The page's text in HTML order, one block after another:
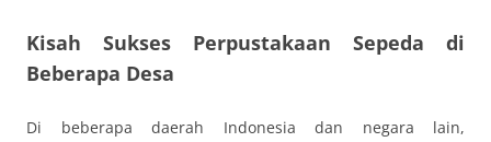
Kisah Sukses Perpustakaan Sepeda di
Beberapa Desa
Di beberapa daerah Indonesia dan negara lain,